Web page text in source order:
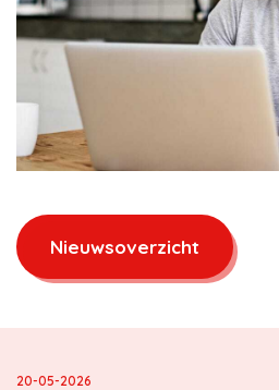
Nieuwsoverzicht
20-05-2026